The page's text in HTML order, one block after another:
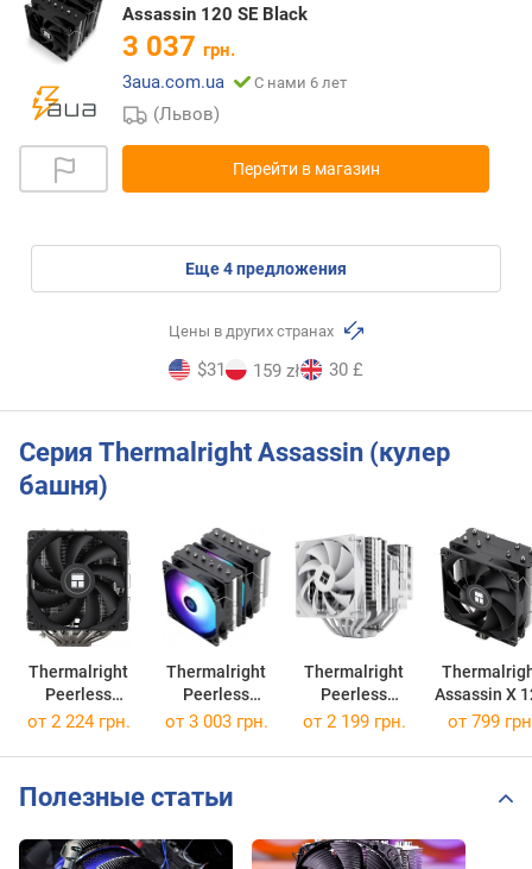
Assassin 120 SE Black
3 037 грн.
3aua.com.ua
С нами 6 лет
(Львов)
Перейти в магазин
eще4предложения
Цены в других странах
$31 159 zł 30 £
Серия Thermalright Assassin (кулер
башня)
Thermalright
Peerless
Assassin 120
Thermalright
Peerless
Assassin 120
Thermalright
Peerless
Assassin 140
Assassin X
Refined SE
от 2 224 грн. от 3 003 грн. от 2 199 грн. от 799
Полезные статьи